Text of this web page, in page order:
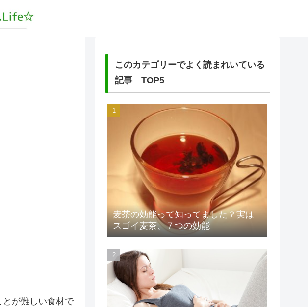
とが難しい食材で
このカテゴリーでよく読まれいている
記事 TOP5
麦茶の効能って知ってました？実は
スゴイ麦茶、７つの効能